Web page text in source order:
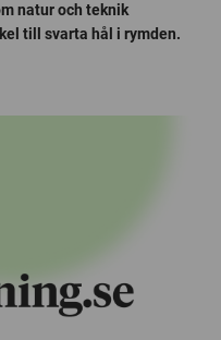
natur och teknik
till svarta hål i rymden.